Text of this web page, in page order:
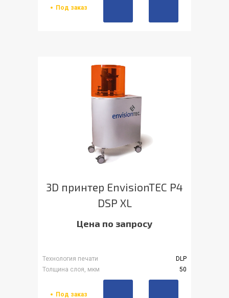
Под заказ
3D принтер EnvisionTEC P4
DSP XL
Цена по запросу
Технология печати
DLP
Толщина слоя, мкм
50
Под заказ